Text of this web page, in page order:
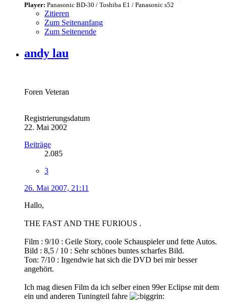
Player: Panasonic BD-30 / Toshiba E1 / Panasonic s52
Zitieren
Zum Seitenanfang
Zum Seitenende
andy lau
Foren Veteran
Registrierungsdatum
22. Mai 2002
Beiträge
2.085
3
26. Mai 2007, 21:11
Hallo,
THE FAST AND THE FURIOUS .
Film : 9/10 : Geile Story, coole Schauspieler und fette Autos.
Bild : 8,5 / 10 : Sehr schönes buntes scharfes Bild.
Ton: 7/10 : Irgendwie hat sich die DVD bei mir besser
angehört.
Ich mag diesen Film da ich selber einen 99er Eclipse mit dem
ein und anderen Tuningteil fahre